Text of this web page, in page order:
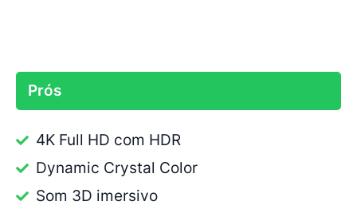
Prós
4K Full HD com HDR
Dynamic Crystal Color
Som 3D imersivo